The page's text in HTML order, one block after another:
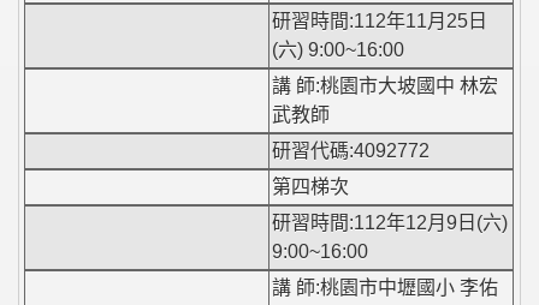
研習時間:112年11月25日
(六) 9:00~16:00
講 師:桃園市大坡國中 林宏
武教師
研習代碼:4092772
第四梯次
研習時間:112年12月9日(六)
9:00~16:00
講 師:桃園市中壢國小 李佑